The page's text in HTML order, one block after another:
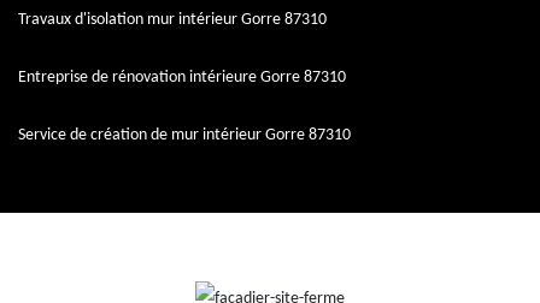
Travaux d'isolation mur intérieur Gorre 87310
Entreprise de rénovation intérieure Gorre 87310
Service de création de mur intérieur Gorre 87310